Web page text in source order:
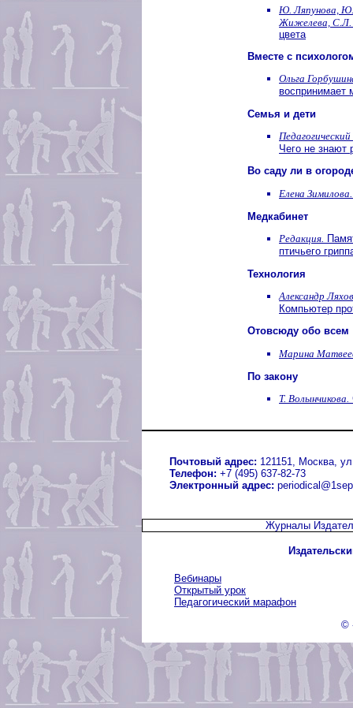
Ю. Ляпунова,
Жижелева, С.Л.
цвета
Вместе с
Ольга
воспринимает
Семья и дети
Чего не знают
Во саду ли в
Елена Зимилова.
Медкабинет
Редакция.
птичьего
Технология
Александр
Компьютер
Отовсюду обо всем
Марина
По закону
Т. Волынчикова.
Почтовый адрес: 121151, Москва,
Телефон: +7 (495) 637-82-73
Электронный адрес:
Журналы
Вебинары
Открытый урок
Педагогический марафон
©